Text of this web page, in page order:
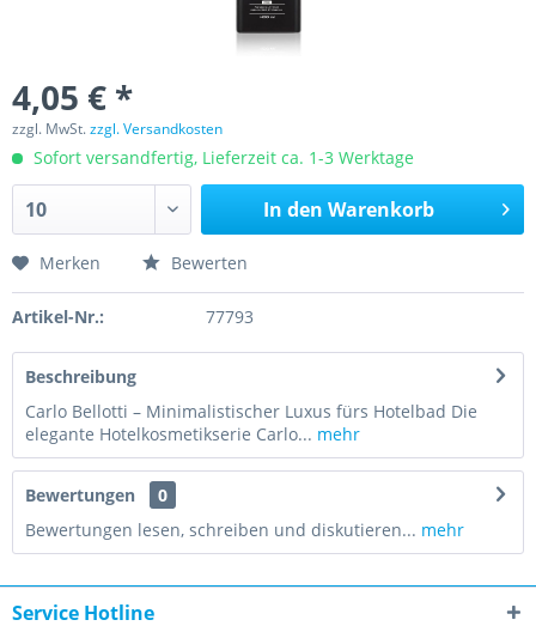
4,05 € *
zzgl. MwSt.zzgl. Versandkosten
Sofort versandfertig, Lieferzeit ca. 1-3 Werktage
In den Warenkorb
Merken Bewerten
Artikel-Nr.: 77793
Beschreibung
Carlo Bellotti – Minimalistischer Luxus fürs Hotelbad Die
elegante Hotelkosmetikserie Carlo... mehr
Bewertungen
0
Bewertungen lesen, schreiben und diskutieren... mehr
Service Hotline